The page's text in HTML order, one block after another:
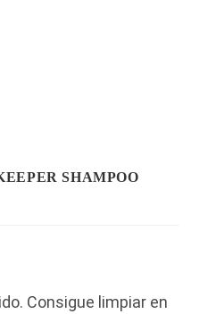
SHAMPOO
Consigue limpiar en